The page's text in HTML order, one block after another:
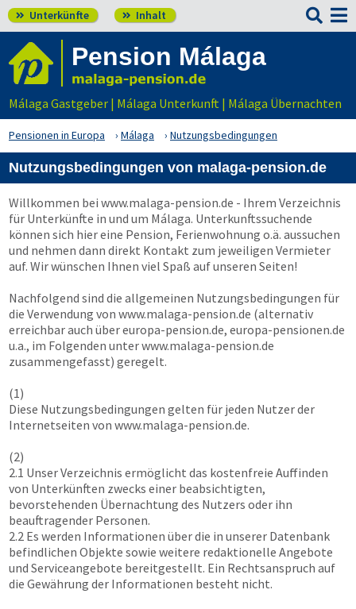
 Unterkünfte  Inhalt 
Pension Málaga
Málaga Gastgeber | Málaga Unterkunft | Málaga Übernachten
Pensionen in Europa Málaga Nutzungsbedingungen
Nutzungsbedingungen von malaga-pension.de
Willkommen bei www.malaga-pension.de - Ihrem Verzeichnis
für Unterkünfte in und um Málaga. Unterkunftssuchende
können sich hier eine Pension, Ferienwohnung o.ä. aussuchen
und nehmen dann direkt Kontakt zum jeweiligen Vermieter
auf. Wir wünschen Ihnen viel Spaß auf unseren Seiten!
Nachfolgend sind die allgemeinen Nutzungsbedingungen für
die Verwendung von www.malaga-pension.de (alternativ
erreichbar auch über europa-pension.de, europa-pensionen.de
u.a., im Folgenden unterwww.malaga-pension.de
zusammengefasst) geregelt.
(1)
Diese Nutzungsbedingungen gelten für jeden Nutzer der
Internetseiten von www.malaga-pension.de.
(2)
2.1 Unser Verzeichnis ermöglicht das kostenfreie Auffinden
von Unterkünften zwecks einer beabsichtigten,
bevorstehenden Übernachtung des Nutzers oder ihn
beauftragender Personen.
2.2 Es werden Informationen über die in unserer Datenbank
befindlichen Objekte sowie weitere redaktionelle Angebote
und Serviceangebote bereitgestellt. Ein Rechtsanspruch auf
die Gewährung der Informationen besteht nicht.